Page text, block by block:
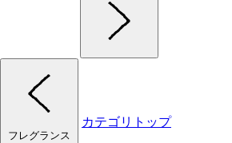
フレグランス
カテゴリトップ